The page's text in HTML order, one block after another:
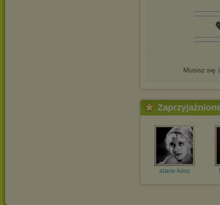
Musisz się
stare-kino